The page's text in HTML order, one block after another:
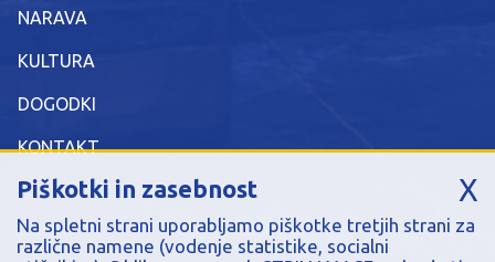
NARAVA
KULTURA
DOGODKI
KONTAKT
X
Piškotki in zasebnost
Na spletni strani uporabljamo piškotke tretjih strani za
različne namene (vodenje statistike, socialni